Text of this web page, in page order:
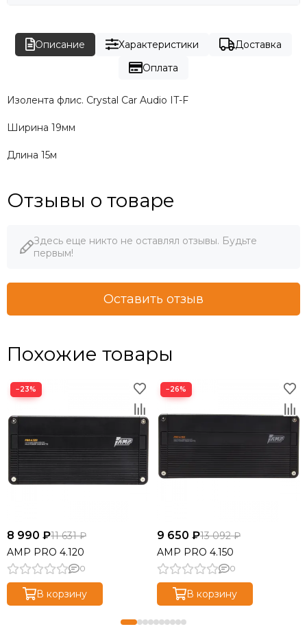
Описание Характеристики
Доставка
Оплата
Изолента флис. Crystal Car Audio IT-F
Ширина 19мм
Длина 15м
Отзывы о товаре
Здесь еще никто не оставлял отзывы. Будьте
первым!
Оставить отзыв
Похожие товары
−23%
8 990 ₽11 631 ₽
AMP PRO 4.120
0
В корзину
−26%
9 650 ₽13 092 ₽
AMP PRO 4.150
0
В корзину